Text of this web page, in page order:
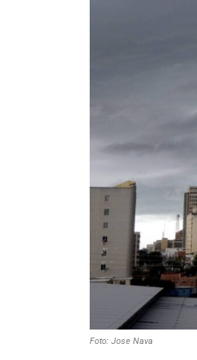
Foto: Jose Nava